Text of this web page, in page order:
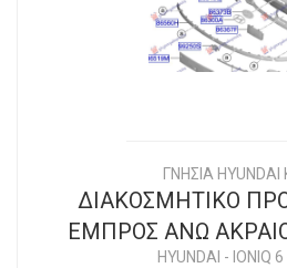
ΓΝΗΣΙΑ HYUNDAI
ΔΙΑΚΟΣΜΗΤΙΚΟ
ΕΜΠΡΟΣ ΑΝΩ ΑΚΡΑΙΟ
HYUNDAI - IONIQ